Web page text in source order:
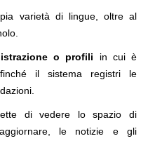
varietà di lingue, oltre al
o profili in cui è
il sistema registri le
di vedere lo spazio di
le notizie e gli